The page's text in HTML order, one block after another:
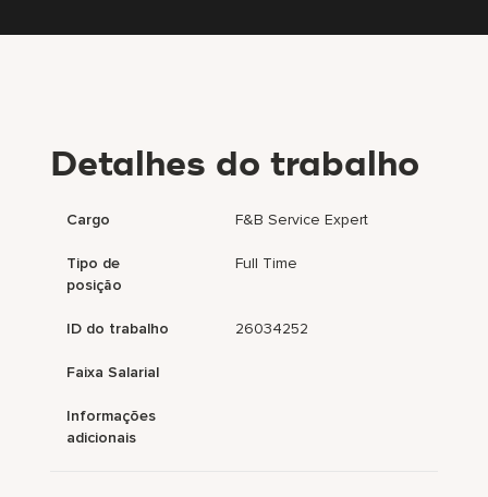
Detalhes do trabalho
Cargo F&B Service Expert
Tipo de
posição
Full Time
ID do trabalho 26034252
Faixa Salarial
Informações
adicionais